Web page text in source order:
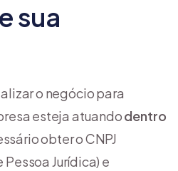
sua
o negócio para
esteja atuandodentro
obter o CNPJ
Jurídica) e